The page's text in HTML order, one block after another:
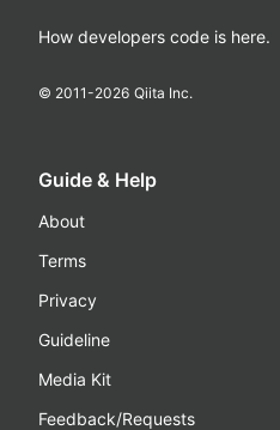
How developers code is here.
© 2011-2026 Qiita Inc.
Guide & Help
About
Terms
Privacy
Guideline
Media Kit
Feedback/Requests